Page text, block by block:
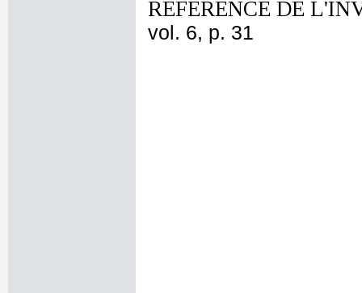
REFERENCE DE
vol. 6, p. 31